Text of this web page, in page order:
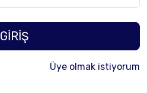
GİRİŞ
Üye olmak istiyorum